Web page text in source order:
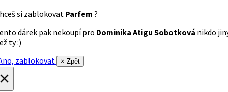
si zablokovat Parfem ?
dárek pak nekoupí pro Dominika Atigu Sobotková nikdo
ty :)
zablokovat
× Zpět